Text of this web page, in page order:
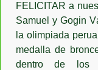
FELICITAR a
Samuel y Gogin
la olimpiada
medalla de
dentro de los